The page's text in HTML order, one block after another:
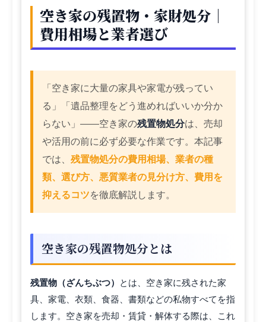
空き家の残置物・家財処分｜
費用相場と業者選び
「空き家に大量の家具や家電が残ってい
る」「遺品整理をどう進めればいいか分か
らない」――空き家の残置物処分は、売却
や活用の前に必ず必要な作業です。本記事
では、 残置物処分の費用相場、業者の種
類、選び方、悪質業者の見分け方、費用を
抑えるコツを徹底解説します。
空き家の残置物処分とは
残置物（ざんちぶつ）
とは、空き家に残された家
具、家電、衣類、食器、書類などの私物すべてを指
します。空き家を売却・賃貸・解体する際は、これ